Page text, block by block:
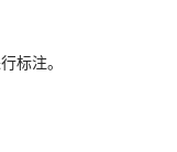
标注。